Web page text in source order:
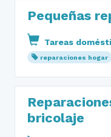
Pequeñas
Tareas
reparaciones hogar
bricolaje